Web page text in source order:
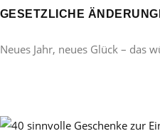
GESETZLICHE
Neues Jahr, neues Glück – das